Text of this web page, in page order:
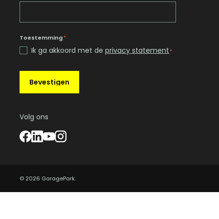
Toestemming*
Ik ga akkoord met de privacy statement*
Bevestigen
Volg ons
© 2026 GaragePark.